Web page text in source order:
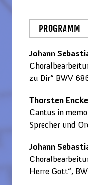
PROGRAMM
Johann
zu Dir“ BWV
Thorsten
Cantus in
Sprecher und
Johann
Herre Gott“,